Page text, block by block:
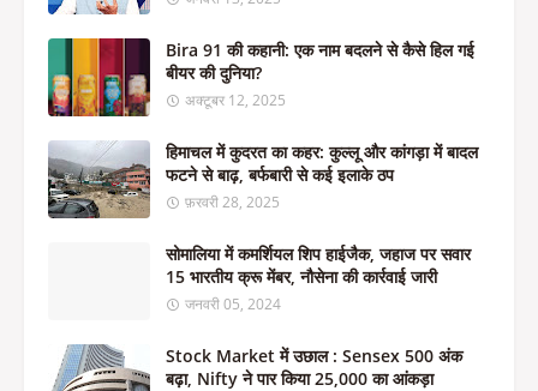
Bira 91 की कहानी: एक नाम बदलने से कैसे हिल गई
बीयर की दुनिया?
अक्टूबर 12, 2025
हिमाचल में कुदरत का कहर: कुल्लू और कांगड़ा में बादल
फटने से बाढ़, बर्फबारी से कई इलाके ठप
फ़रवरी 28, 2025
सोमालिया में कमर्शियल शिप हाईजैक, जहाज पर सवार
15 भारतीय क्रू मेंबर, नौसेना की कार्रवाई जारी
जनवरी 05, 2024
Stock Market में उछाल : Sensex 500 अंक
बढ़ा, Nifty ने पार किया 25,000 का आंकड़ा